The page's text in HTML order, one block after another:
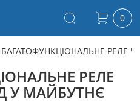
0
БАГАТОФУНКЦІОНАЛЬНЕ РЕЛЕ
РЕЛЕ
У МАЙБУТНЄ